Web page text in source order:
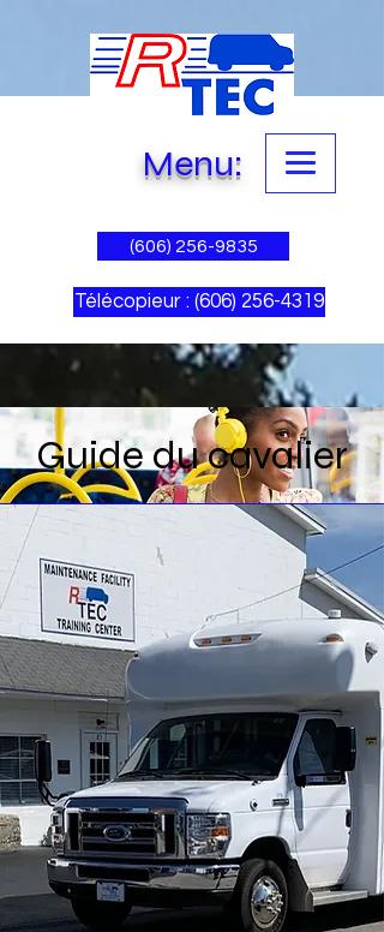
Menu:
(606) 256-9835
Télécopieur : (606) 256-4319
Guide du cavalier